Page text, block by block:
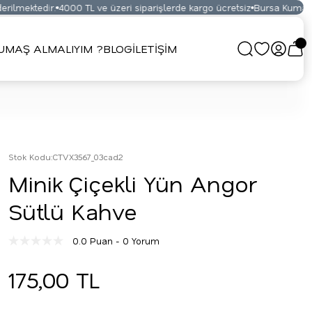
4000 TL ve üzeri siparişlerde kargo ücretsiz Bursa Kumaş
ALMALIYIM ?BLOGİLETİŞİM
Stok Kodu:CTVX3567_03cad2
Minik Çiçekli Yün Angor
Sütlü Kahve
0.0 Puan - 0 Yorum
175,00 TL